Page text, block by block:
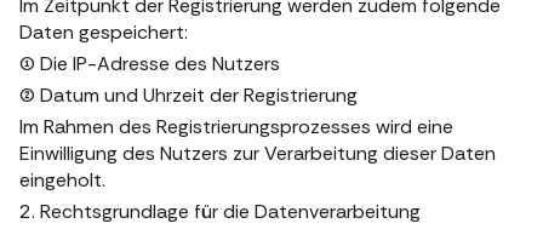
Im Zeitpunkt der Registrierung werden zudem folgende
Daten gespeichert:
(1) Die IP-Adresse des Nutzers
(2) Datum und Uhrzeit der Registrierung
Im Rahmen des Registrierungsprozesses wird eine
Einwilligung des Nutzers zur Verarbeitung dieser Daten
eingeholt.
2. Rechtsgrundlage für die Datenverarbeitung